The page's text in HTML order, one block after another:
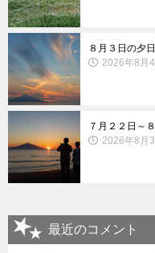
８月３日の夕日
2026年8月4
７月２２日～
2026年8月3
最近のコメント